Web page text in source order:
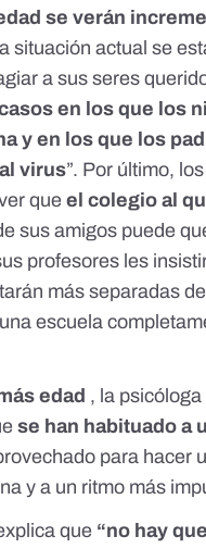
se verán
situación actual se
a sus seres
en los que los
y en los que los
virus”. Por último,
queel colegio al
sus amigos puede
profesores les
más separadas
escuela
edad , la
se han habituado a
para hacer
y a un ritmo más
que “no hay